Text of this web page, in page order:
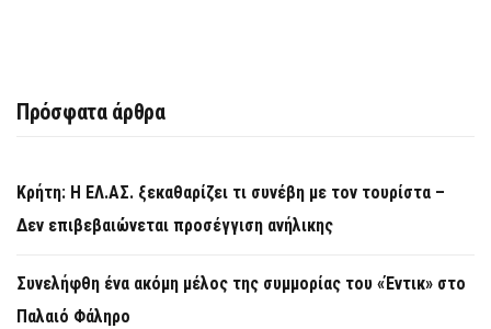
Πρόσφατα άρθρα
Κρήτη: Η ΕΛ.ΑΣ. ξεκαθαρίζει τι συνέβη με τον τουρίστα –
Δεν επιβεβαιώνεται προσέγγιση ανήλικης
Συνελήφθη ένα ακόμη μέλος της συμμορίας του «Έντικ» στο
Παλαιό Φάληρο